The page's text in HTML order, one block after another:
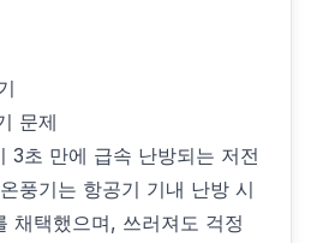
문제
3초 만에 급속 난방되는 저전
풍기는 항공기 기내 난방 시
채택했으며, 쓰러져도 걱정